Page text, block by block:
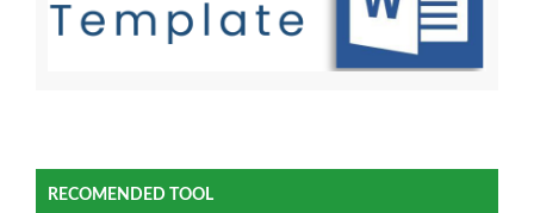
RECOMENDED TOOL